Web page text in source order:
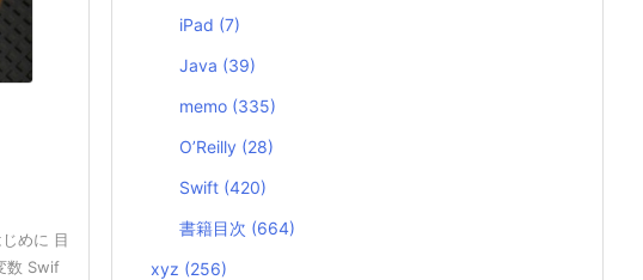
めに 目
数 Swif
iPad (7)
Java (39)
memo (335)
O’Reilly (28)
Swift (420)
書籍目次 (664)
xyz (256)